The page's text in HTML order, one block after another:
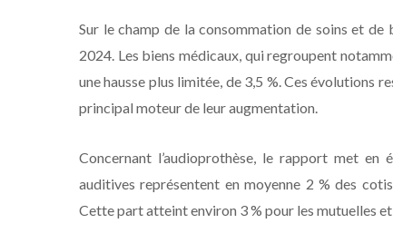
Sur le champ de la consommation de soins et
2024. Les biens médicaux, qui regroupent
une hausse plus limitée, de 3,5 %. Ces évolutions
principal moteur de leur augmentation.
Concernant l’audioprothèse, le rapport met en
auditives représentent en moyenne 2 % des
Cette part atteint environ 3 % pour les mutuelles et